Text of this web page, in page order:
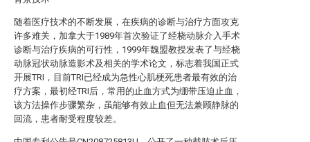
随着医疗技术的不断发展，在疾病的诊断与治疗方面攻克
许多难关，加拿大于1989年首次验证了经桡动脉介入手术
诊断与治疗疾病的可行性，1999年魏盟教授发表了与经桡
动脉冠状动脉造影术及相关的学术论文，标志着我国正式
开展TRI，目前TRI已经成为急性心肌梗死患者最有效的治
疗方案，最初经TRI后，常用的止血方式为绷带压迫止血，
该方法操作步骤繁杂，虽能够有效止血但无法兼顾静脉的
回流，患者耐受程度较差。